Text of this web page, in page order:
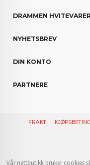
DRAMMEN HVITEVARER
NYHETSBREV
DIN KONTO
PARTNERE
FRAKT
Vår nettbutikk bruker cookies